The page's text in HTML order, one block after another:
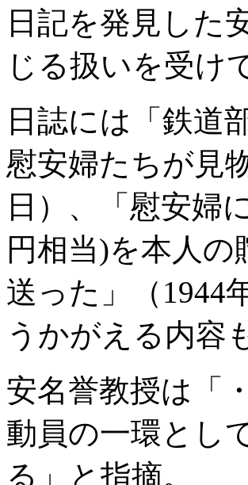
日記を発見した
じる扱いを受け
日誌には「鉄道
慰安婦たちが見
日）、「慰安婦
円相当)を本人
送った」（1944
うかがえる内容
安名誉教授は「
動員の一環とし
る」と指摘。